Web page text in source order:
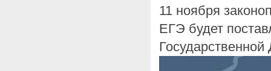
11 ноября
ЕГЭ будет
Государственной